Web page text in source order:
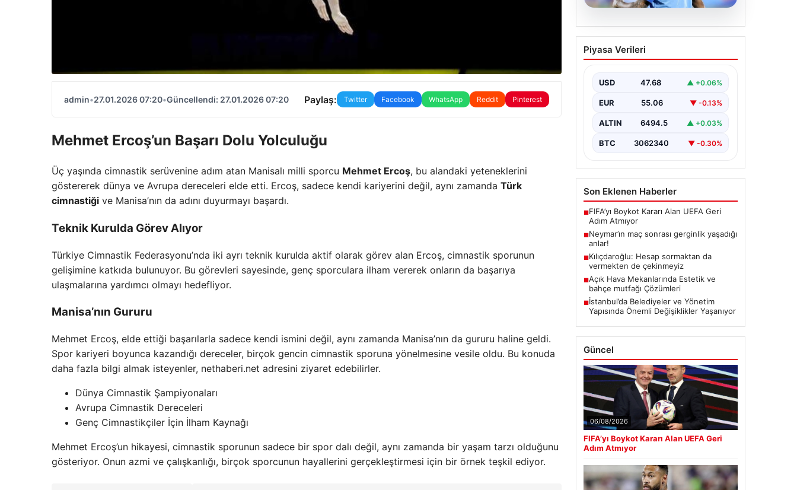
admin•27.01.2026 07:20•Güncellendi: 27.01.2026 07:20 Paylaş: Twitter Facebook WhatsApp Reddit Pinterest
Mehmet Ercoş’un Başarı Dolu Yolculuğu
Üç yaşında cimnastik serüvenine adım atan Manisalı milli sporcu Mehmet Ercoş, bu alandaki yeteneklerini
göstererek dünya ve Avrupa dereceleri elde etti. Ercoş, sadece kendi kariyerini değil, aynı zamanda Türk
cimnastiği ve Manisa’nın da adını duyurmayı başardı.
Teknik Kurulda Görev Alıyor
Türkiye Cimnastik Federasyonu’nda iki ayrı teknik kurulda aktif olarak görev alan Ercoş, cimnastik sporunun
gelişimine katkıda bulunuyor. Bu görevleri sayesinde, genç sporculara ilham vererek onların da başarıya
ulaşmalarına yardımcı olmayı hedefliyor.
Manisa’nın Gururu
Mehmet Ercoş, elde ettiği başarılarla sadece kendi ismini değil, aynı zamanda Manisa’nın da gururu haline geldi.
Spor kariyeri boyunca kazandığı dereceler, birçok gencin cimnastik sporuna yönelmesine vesile oldu. Bu konuda
daha fazla bilgi almak isteyenler, nethaberi.net adresini ziyaret edebilirler.
Dünya Cimnastik Şampiyonaları
Avrupa Cimnastik Dereceleri
Genç Cimnastikçiler İçin İlham Kaynağı
Mehmet Ercoş’un hikayesi, cimnastik sporunun sadece bir spor dalı değil, aynı zamanda bir yaşam tarzı olduğunu
gösteriyor. Onun azmi ve çalışkanlığı, birçok sporcunun hayallerini gerçekleştirmesi için bir örnek teşkil ediyor.
05.08.2026
Neymar’ın maç sonrası
gerginlik yaşadığı anlar!
Piyasa Verileri
USD 47.68 ▲ +0.06%
EUR 55.06 ▼ -0.13%
ALTIN 6494.5 ▲ +0.03%
BTC 3062340 ▼ -0.30%
Son Eklenen Haberler
■FIFA’yı Boykot Kararı Alan UEFA Geri
Adım Atmıyor
■Neymar’ın maç sonrası gerginlik yaşadığı
anlar!
■Kılıçdaroğlu: Hesap sormaktan da
vermekten de çekinmeyiz
■Açık Hava Mekanlarında Estetik ve
bahçe mutfağı Çözümleri
■İstanbul’da Belediyeler ve Yönetim
Yapısında Önemli Değişiklikler Yaşanıyor
Güncel
06/08/2026
FIFA’yı Boykot Kararı Alan UEFA Geri
Adım Atmıyor